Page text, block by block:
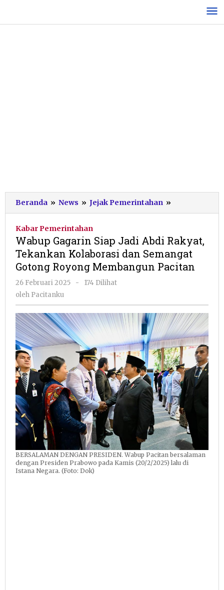
konten
Beranda » News » Jejak Pemerintahan »
Gagarin
Abdi
Rakyat,
Tekankan
Gotong
Royong
Membangun
Pacitan
Kabar Pemerintahan
Wabup Gagarin Siap Jadi Abdi Rakyat,
Tekankan Kolaborasi dan Semangat
Gotong Royong Membangun Pacitan
26 Februari 2025
oleh
-
174 Dilihat
oleh Pacitanku
BERSALAMAN DENGAN PRESIDEN. Wabup Pacitan bersalaman
dengan Presiden Prabowo pada Kamis (20/2/2025) lalu di
Istana Negara. (Foto: Dok)